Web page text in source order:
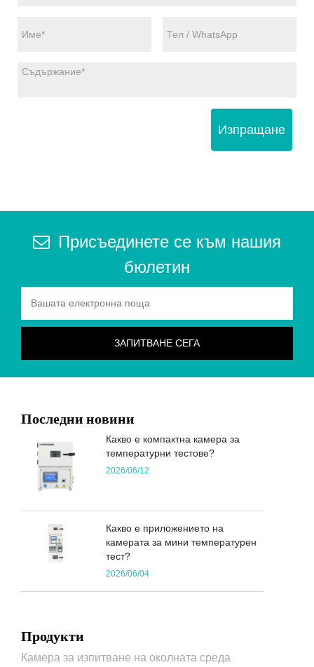
Изпращане
Присъединете се към нашия
бюлетин
Последни новини
Какво е компактна камера за
температурни тестове?
2026/06/12
Какво е приложението на
камерата за мини температурен
тест?
2026/06/04
Продукти
Камера за изпитване на околната среда